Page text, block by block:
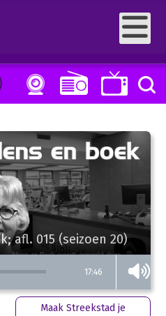
17:46
afl. 015 (seizoen 20)
Maak Streekstad je